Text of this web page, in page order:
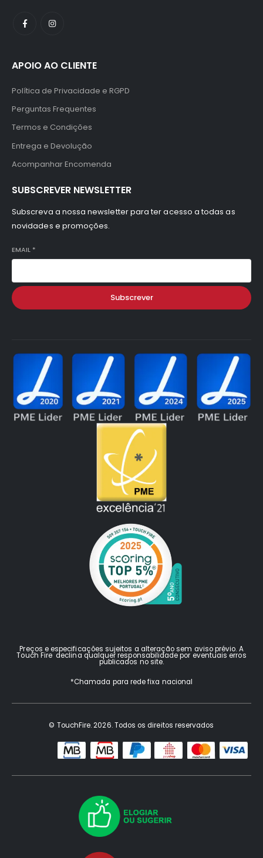
APOIO AO CLIENTE
Política de Privacidade e RGPD
Perguntas Frequentes
Termos e Condições
Entrega e Devolução
Acompanhar Encomenda
SUBSCREVER NEWSLETTER
Subscreva a nossa newsletter para ter acesso a todas as
novidades e promoções.
EMAIL *
Subscrever
Preços e especificações sujeitos a alteração sem aviso prévio. A
Touch Fire declina qualquer responsabilidade por eventuais erros
publicados no site.
*Chamada para rede fixa nacional
© TouchFire. 2026. Todos os direitos reservados